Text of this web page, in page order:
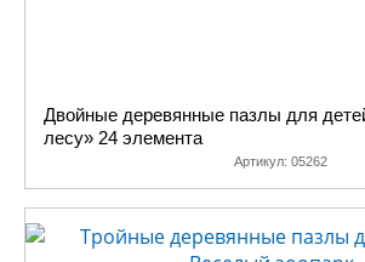
Двойные деревянные пазлы для
лесу» 24 элемента
Артикул: 05262